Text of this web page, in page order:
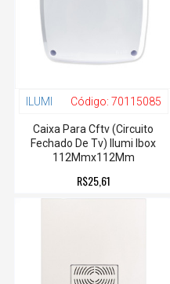
ILUMI Código: 70115085
Caixa Para Cftv (Circuito
Fechado De Tv) Ilumi Ibox
112Mmx112Mm
R$25,61